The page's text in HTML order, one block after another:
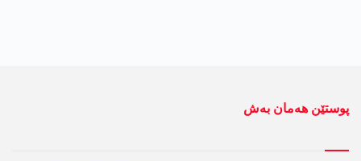
پوستێن ھەمان بەش